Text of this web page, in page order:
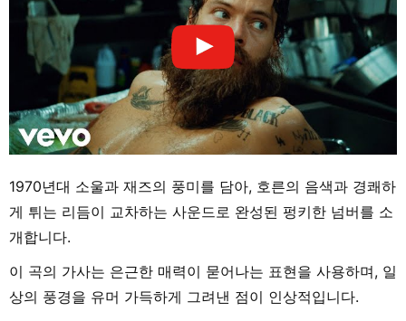
1970년대 소울과 재즈의 풍미를 담아, 호른의 음색과 경쾌하
게 튀는 리듬이 교차하는 사운드로 완성된 펑키한 넘버를 소
개합니다.
이 곡의 가사는 은근한 매력이 묻어나는 표현을 사용하며, 일
상의 풍경을 유머 가득하게 그려낸 점이 인상적입니다.